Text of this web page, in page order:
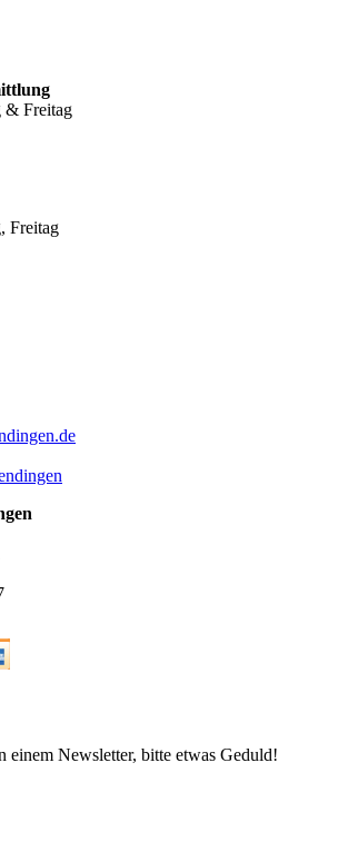
& Freitag
Freitag
einem Newsletter, bitte etwas Geduld!